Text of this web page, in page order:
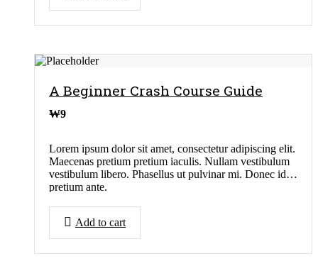
A Beginner Crash Course Guide
₩9
Lorem ipsum dolor sit amet, consectetur adipiscing elit.
Maecenas pretium pretium iaculis. Nullam vestibulum
vestibulum libero. Phasellus ut pulvinar mi. Donec id
pretium ante.
Add to cart